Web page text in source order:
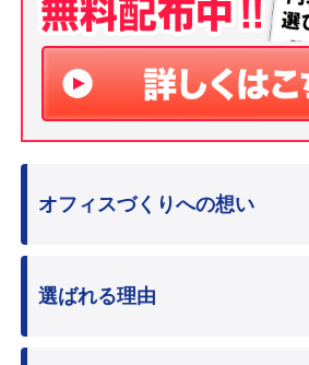
オフィスづくりへの想い
選ばれる理由